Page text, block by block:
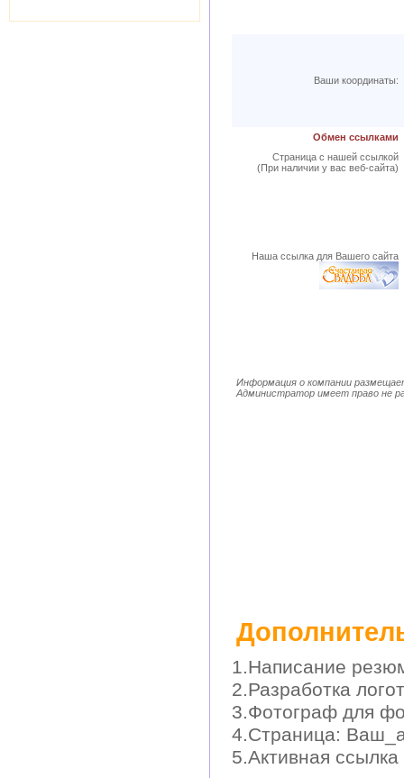
Ваши координаты:
Обмен ссылками
Страница с нашей ссылкой
(При наличии у вас веб-сайта)
Наша ссылка для Вашего сайта
Информация о компании
Администратор имеет право не
1.Написание
2.Разработка
3.Фотограф для
4.Cтраница:
5.Активная